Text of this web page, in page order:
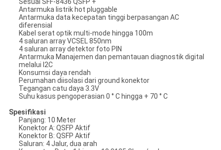
Sesuai SFF-8436 QSFP +
Antarmuka listrik hot pluggable
Antarmuka data kecepatan tinggi berpasangan AC
diferensial
Kabel serat optik multi-mode hingga 100m
4 saluran array VCSEL 850nm
4 saluran array detektor foto PIN
Antarmuka Manajemen dan pemantauan diagnostik digital
melalui I2C
Konsumsi daya rendah
Perumahan diisolasi dari ground konektor
Tegangan catu daya 3.3V
Suhu kasus pengoperasian 0 ° C hingga + 70 ° C
Spesifikasi
Panjang: 10 Meter
Konektor A: QSFP Aktif
Konektor B: QSFP Aktif
Saluran: 4 Jalur, dua arah